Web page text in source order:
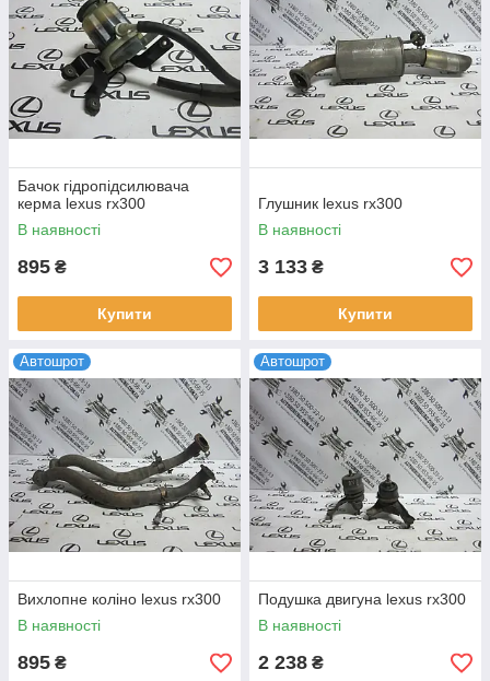
Бачок гідропідсилювача
керма lexus rx300
В наявності
895 ₴
Купити
Глушник lexus rx300
В наявності
3 133 ₴
Купити
Автошрот
Вихлопне коліно lexus rx300
В наявності
895 ₴
Автошрот
Подушка двигуна lexus rx300
В наявності
2 238 ₴